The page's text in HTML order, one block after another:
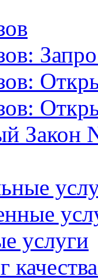
Закон
услуги